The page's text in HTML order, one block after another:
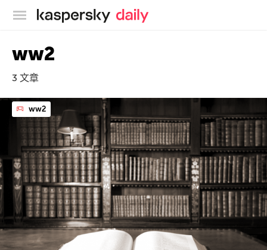
卡巴斯基官方博客
ww2
3 文章
ww2